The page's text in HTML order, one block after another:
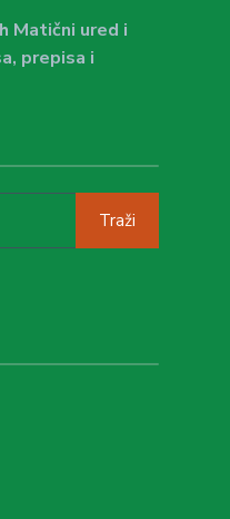
Matični ured i
prepisa i
Traži